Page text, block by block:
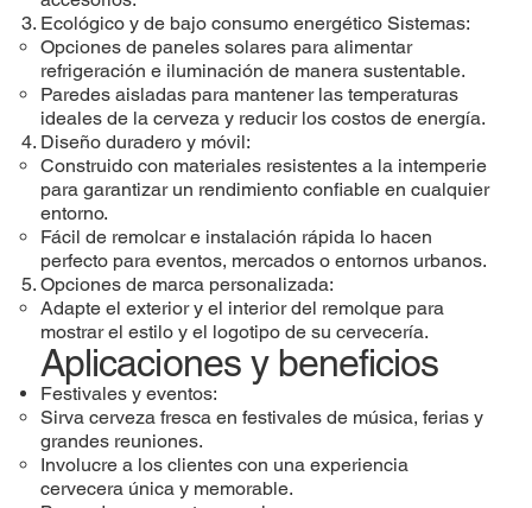
Ecológico y de bajo consumo energético Sistemas:
Opciones de paneles solares para alimentar
refrigeración e iluminación de manera sustentable.
Paredes aisladas para mantener las temperaturas
ideales de la cerveza y reducir los costos de energía.
Diseño duradero y móvil:
Construido con materiales resistentes a la intemperie
para garantizar un rendimiento confiable en cualquier
entorno.
Fácil de remolcar e instalación rápida lo hacen
perfecto para eventos, mercados o entornos urbanos.
Opciones de marca personalizada:
Adapte el exterior y el interior del remolque para
mostrar el estilo y el logotipo de su cervecería.
Aplicaciones y beneficios
Festivales y eventos:
Sirva cerveza fresca en festivales de música, ferias y
grandes reuniones.
Involucre a los clientes con una experiencia
cervecera única y memorable.